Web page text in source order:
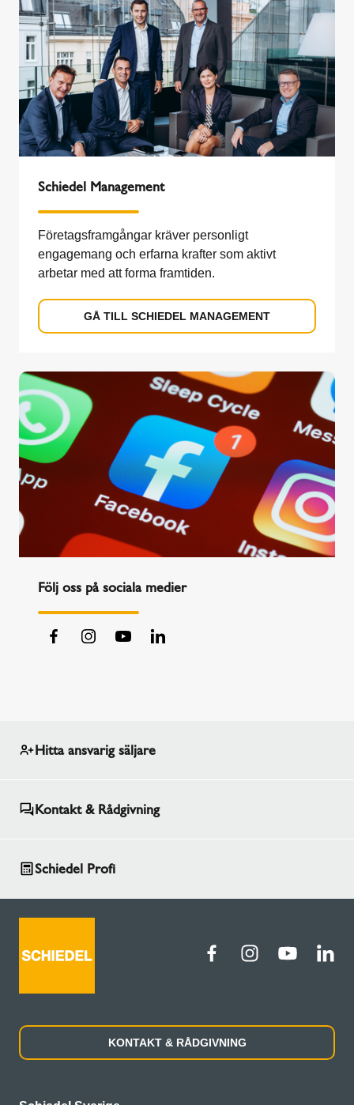
Schiedel Management
Företagsframgångar kräver personligt
engagemang och erfarna krafter som aktivt
arbetar med att forma framtiden.
GÅ TILL SCHIEDEL MANAGEMENT
Följ oss på sociala medier
Hitta ansvarig säljare
Kontakt & Rådgivning
Schiedel Profi
KONTAKT & RÅDGIVNING